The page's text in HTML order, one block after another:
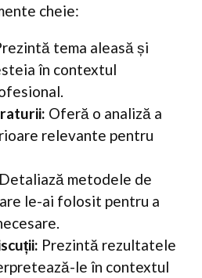
cheie:
tema aleasă și
în contextul
Oferă o analiză a
relevante pentru
Detaliază metodele de
le-ai folosit pentru a
Prezintă rezultatele
le în contextul